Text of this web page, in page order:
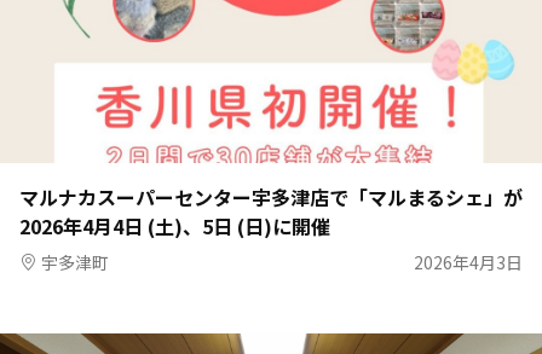
マルナカスーパーセンター宇多津店で「マルまるシェ」が
2026年4月4日 (土)、5日 (日)に開催
宇多津町 2026年4月3日